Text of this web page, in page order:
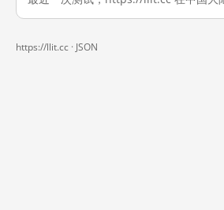
https://llit.cc · JSON